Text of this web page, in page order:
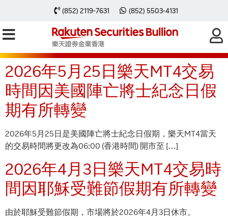
(852) 2119-7631 (852) 5503-4131
彙整:Special
Notification
2026年5月25日樂天MT4交易
時間因美國陣亡將士紀念日假
期有所轉變
2026年5月25日是美國陣亡將士紀念日假期，樂天MT4當天
的交易時間將更改為06:00 (香港時間) 開市至 […]
2026年4月3日樂天MT4交易時
間因耶穌受難節假期有所轉變
由於耶穌受難節假期，市場將於2026年4月3日休市。